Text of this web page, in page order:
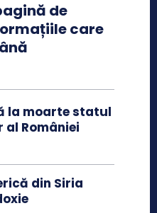
de
care
la moarte statul
României
din Siria